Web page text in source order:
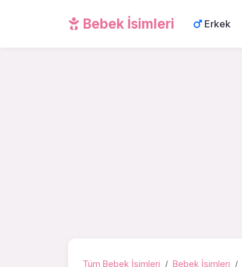
Bebek İsimleri Erkek
Tüm Bebek İsimleri Bebek İsimleri